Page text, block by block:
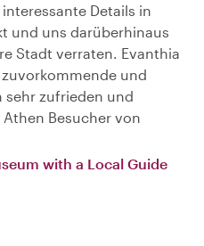
Details in
und uns darüberhinaus
Stadt verraten. Evanthia
und
sehr zufrieden und
Besucher von
with a Local Guide